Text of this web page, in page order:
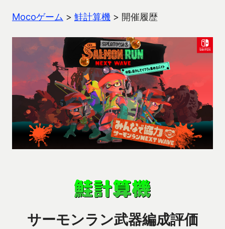
Mocoゲーム > 鮭計算機 > 開催履歴
サーモンラン武器編成評価